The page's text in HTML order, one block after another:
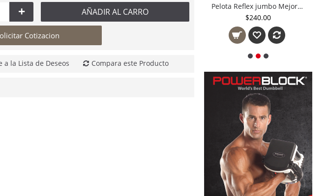
$975.00
$240.00
Pelota Reflex jumbo Mejora coordinación mano ojo
$845.00
+ AÑADIR AL CARRO
Cotizacion
a la Lista de Deseos Compara este Producto